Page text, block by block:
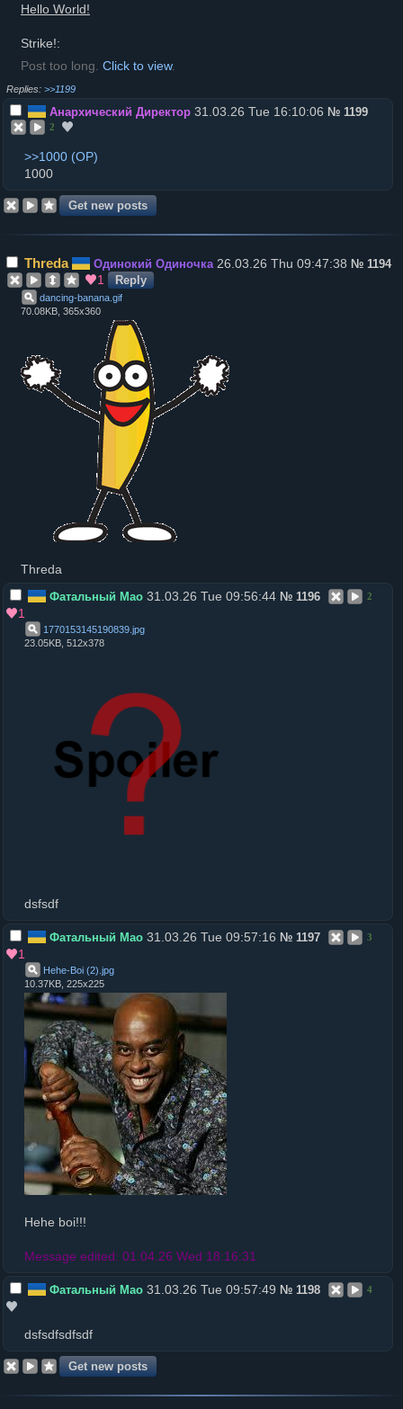
Hello World!
Strike!:
Post too long. Click to view.
>>1199
Анархический Директор 31.03.26 Tue 16:10:06 № 1199
2
>>1000
1000
Threda Одинокий Одиночка 26.03.26 Thu 09:47:38 № 1194
1 Reply
dancing-banana gif
70.08KB, 365x360
Threda
Фатальный Мао 31.03.26 Tue 09:56:44 № 1196 2
1
1770153145190839 jpg
23.05KB, 512x378
dsfsdf
Фатальный Мао 31.03.26 Tue 09:57:16 № 1197 3
1
Hehe-Boi (2) jpg
10.37KB, 225x225
Hehe boi!!!
Message edited: 01.04.26 Wed 18:16:31
Фатальный Мао 31.03.26 Tue 09:57:49 № 1198 4
dsfsdfsdfsdf